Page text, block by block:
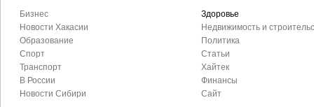
Бизнес
Здоровье
Новости Хакасии
Недвижимость и
Образование
Политика
Спорт
Статьи
Транспорт
Хайтек
В России
Финансы
Новости Сибири
Сайт